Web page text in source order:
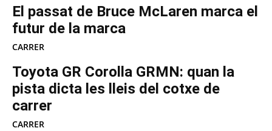
El passat de Bruce McLaren marca el
futur de la marca
CARRER
Toyota GR Corolla GRMN: quan la
pista dicta les lleis del cotxe de
carrer
CARRER